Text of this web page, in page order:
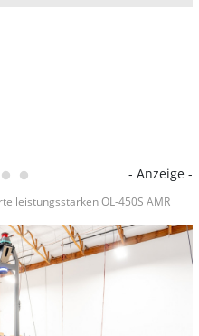
- Anzeige -
leistungsstarken OL-450S AMR